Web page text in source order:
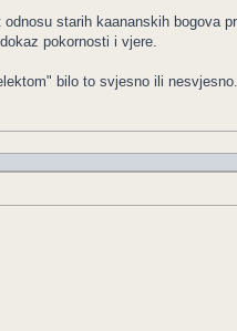
starih kaananskih bogova
pokornosti i vjere.
bilo to svjesno ili nesvjesno.